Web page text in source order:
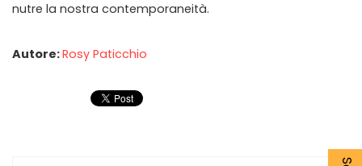
nutre la nostra contemporaneità.
Autore:Rosy Paticchio